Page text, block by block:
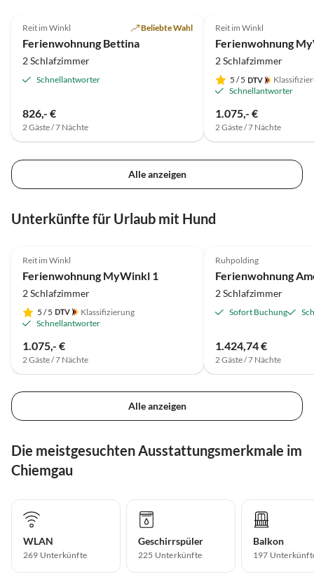
Reit im Winkl Beliebte Wahl
Ferienwohnung Bettina
2 Schlafzimmer
Schnellantworter
826,- €
2 Gäste / 7 Nächte
Reit im Winkl
Ferienwohnung
2 Schlafzimmer
5 / 5
Schnellantworter
1.075,- €
2 Gäste / 7 Nächte
Alle anzeigen
Unterkünfte für Urlaub mit Hund
Reit im Winkl
Ferienwohnung MyWinkl 1
2 Schlafzimmer
5 / 5
Klassifizierung
Schnellantworter
1.075,- €
2 Gäste / 7 Nächte
Ruhpolding
Ferienwohnung
2 Schlafzimmer
Sofort Buchung
1.424,74 €
2 Gäste / 7 Nächte
Alle anzeigen
Die meistgesuchten Ausstattungsmerkmale im
Chiemgau
WLAN
269 Unterkünfte
Geschirrspüler
225 Unterkünfte
Balkon
197